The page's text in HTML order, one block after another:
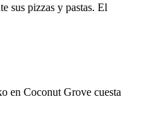
sus pizzas y pastas. El
en Coconut Grove cuesta